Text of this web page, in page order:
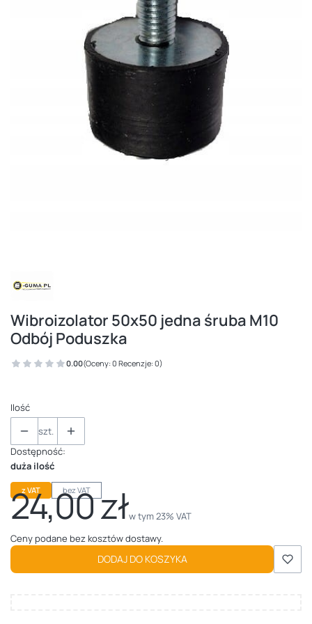
Wibroizolator 50x50 jedna śruba M10
Odbój Poduszka
0.00(Oceny: 0 Recenzje: 0)
Ilość
szt.
Dostępność:
duża ilość
z VAT bez VAT
Cena
24,00 złw tym 23% VAT
w tym23% VAT
Ceny podane bez kosztów dostawy.
DODAJ DO KOSZYKA